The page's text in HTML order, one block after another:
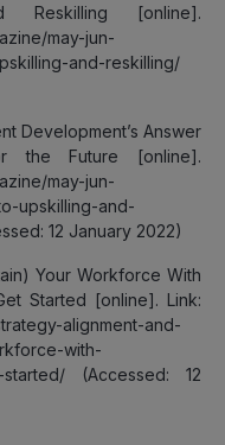
Reskilling [online].
may-jun-
and-reskilling/
Development’s Answer
the Future [online].
may-jun-
upskilling-and-
12 January 2022)
Your Workforce With
Started [online]. Link:
alignment-and-
with-
started/ (Accessed: 12